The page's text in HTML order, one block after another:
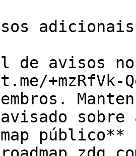
adicionais
de avisos
+mzRfVk-
público**